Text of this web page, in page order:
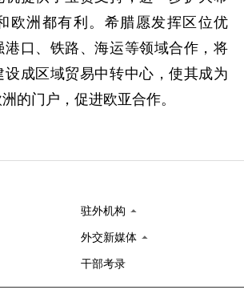
欧洲都有利。希腊愿发挥区位优
港口、铁路、海运等领域合作，将
设成区域贸易中转中心，使其成为
的门户，促进欧亚合作。
驻外机构
外交新媒体
干部考录